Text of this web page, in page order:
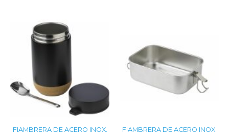
FIAMBRERA DE ACERO INOX.
FIAMBRERA DE ACERO INOX.